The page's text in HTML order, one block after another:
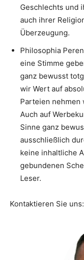
Geschlechts und
auch ihrer
Überzeugung.
Philosophia
eine Stimme
ganz bewusst
wir Wert auf
Parteien nehmen
Auch auf
Sinne ganz
ausschließlich
keine inhaltliche
gebundenen
Leser.
Kontaktieren Sie uns: